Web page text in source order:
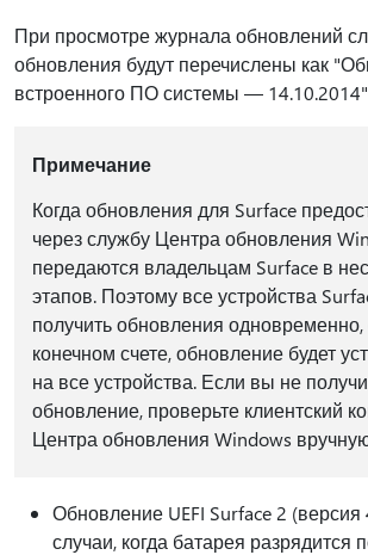
При просмотре журнала обновлений
обновления будут перечислены как
встроенного ПО системы —
Примечание
Когда обновления для Surface
через службу Центра обновления
передаются владельцам Surface в
этапов. Поэтому все устройства
получить обновления одновременно,
конечном счете, обновление будет
на все устройства. Если вы не
обновление, проверьте клиентский
Центра обновления Windows
Обновление UEFI Surface 2
случаи, когда батарея разрядится